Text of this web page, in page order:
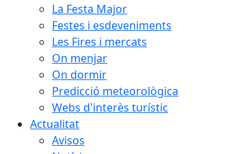
La Festa Major
Festes i esdeveniments
Les Fires i mercats
On menjar
On dormir
Predicció meteorològica
Webs d'interès turístic
Actualitat
Avisos